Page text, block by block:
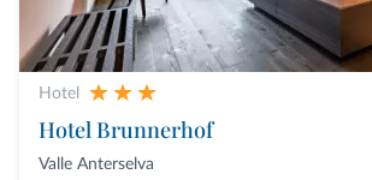
Hotel
Hotel Brunnerhof
Valle Anterselva